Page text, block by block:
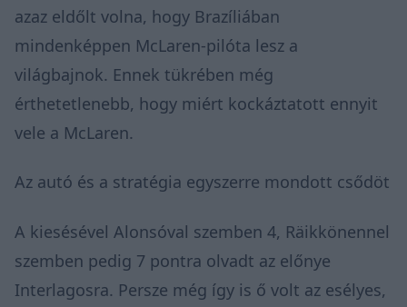
azaz eldőlt volna, hogy Brazíliában
mindenképpen McLaren-pilóta lesz a
világbajnok. Ennek tükrében még
érthetetlenebb, hogy miért kockáztatott ennyit
vele a McLaren.
Az autó és a stratégia egyszerre mondott csődöt
A kiesésével Alonsóval szemben 4, Räikkönennel
szemben pedig 7 pontra olvadt az előnye
Interlagosra. Persze még így is ő volt az esélyes,